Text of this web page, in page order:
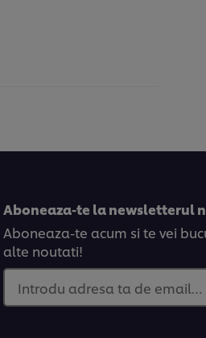
Aboneaza-te la newsletterul
Aboneaza-te acum si te vei
alte noutati!
Introdu adresa ta de email…